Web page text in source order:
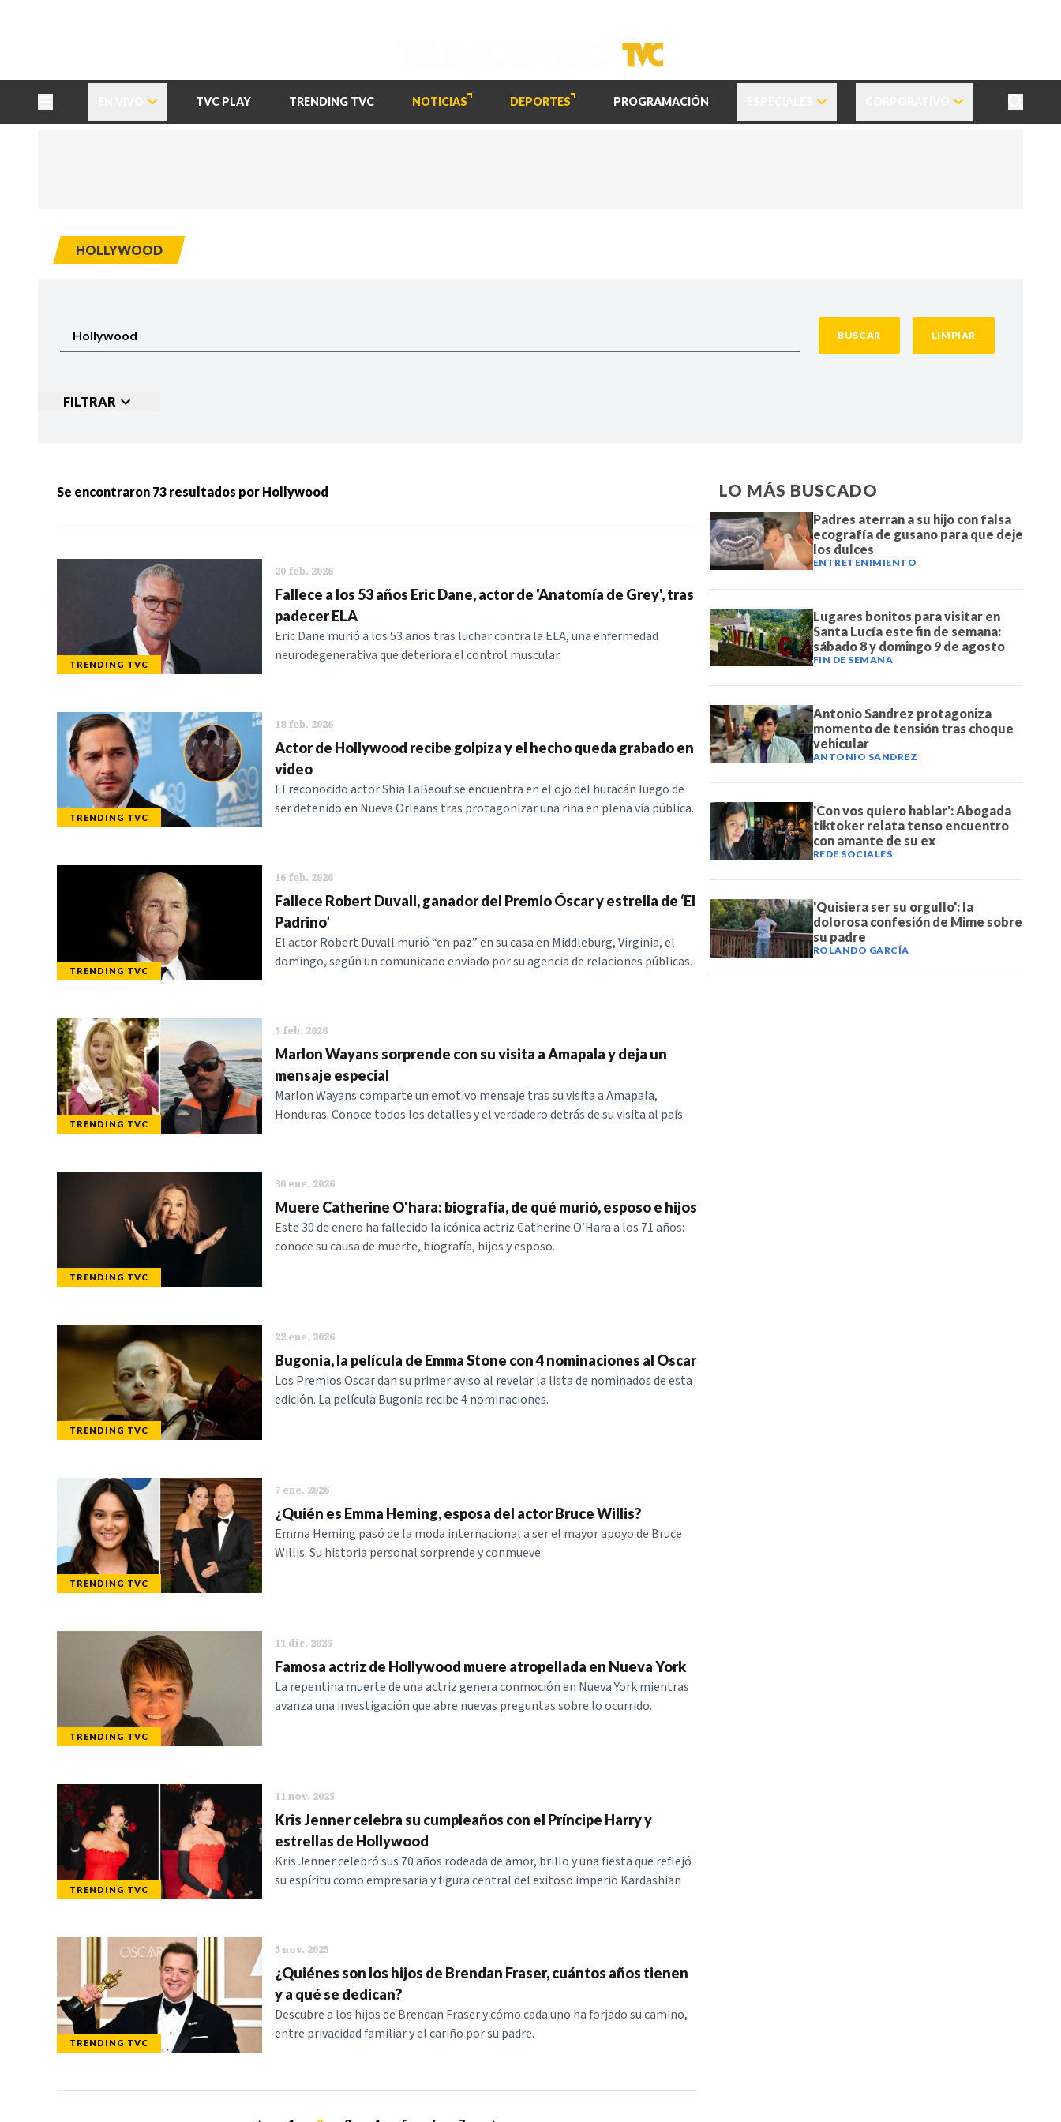
TVC PLAY TRENDING TVC NOTICIAS DEPORTES PROGRAMACIÓN
HOLLYWOOD
BUSCAR LIMPIAR
FILTRAR
Categorias: NOTICIAS SERIES
Se encontraron 73 resultados por Hollywood
TRENDING TVC
20 feb. 2026
Fallece a los 53 años Eric Dane, actor de 'Anatomía de Grey', tras
padecer ELA
Eric Dane murió a los 53 años tras luchar contra la ELA, una enfermedad
neurodegenerativa que deteriora el control muscular.
TRENDING TVC
18 feb. 2026
Actor de Hollywood recibe golpiza y el hecho queda grabado en
video
El reconocido actor Shia LaBeouf se encuentra en el ojo del huracán luego de
ser detenido en Nueva Orleans tras protagonizar una riña en plena vía pública.
TRENDING TVC
16 feb. 2026
Fallece Robert Duvall, ganador del Premio Óscar y estrella de ‘El
Padrino’
El actor Robert Duvall murió “en paz” en su casa en Middleburg, Virginia, el
domingo, según un comunicado enviado por su agencia de relaciones públicas.
TRENDING TVC
5 feb. 2026
Marlon Wayans sorprende con su visita a Amapala y deja un
mensaje especial
Marlon Wayans comparte un emotivo mensaje tras su visita a Amapala,
Honduras. Conoce todos los detalles y el verdadero detrás de su visita al país.
TRENDING TVC
30 ene. 2026
Muere Catherine O'hara: biografía, de qué murió, esposo e hijos
Este 30 de enero ha fallecido la icónica actriz Catherine O’Hara a los 71 años:
conoce su causa de muerte, biografía, hijos y esposo.
TRENDING TVC
22 ene. 2026
Bugonia, la película de Emma Stone con 4 nominaciones al Oscar
Los Premios Oscar dan su primer aviso al revelar la lista de nominados de esta
edición. La película Bugonia recibe 4 nominaciones.
TRENDING TVC
7 ene. 2026
¿Quién es Emma Heming, esposa del actor Bruce Willis?
Emma Heming pasó de la moda internacional a ser el mayor apoyo de Bruce
Willis. Su historia personal sorprende y conmueve.
TRENDING TVC
11 dic. 2025
Famosa actriz de Hollywood muere atropellada en Nueva York
La repentina muerte de una actriz genera conmoción en Nueva York mientras
avanza una investigación que abre nuevas preguntas sobre lo ocurrido.
TRENDING TVC
11 nov. 2025
Kris Jenner celebra su cumpleaños con el Príncipe Harry y
estrellas de Hollywood
Kris Jenner celebró sus 70 años rodeada de amor, brillo y una fiesta que reflejó
su espíritu como empresaria y figura central del exitoso imperio Kardashian
TRENDING TVC
5 nov. 2025
¿Quiénes son los hijos de Brendan Fraser, cuántos años tienen
y a qué se dedican?
Descubre a los hijos de Brendan Fraser y cómo cada uno ha forjado su camino,
entre privacidad familiar y el cariño por su padre.
LO MÁS BUSCADO
Padres aterran a su hijo con falsa
ecografía de gusano para que deje
los dulces
ENTRETENIMIENTO
Lugares bonitos para visitar en
Santa Lucía este fin de semana:
sábado 8 y domingo 9 de agosto
FIN DE SEMANA
Antonio Sandrez protagoniza
momento de tensión tras choque
vehicular
ANTONIO SANDREZ
'Con vos quiero hablar': Abogada
tiktoker relata tenso encuentro
con amante de su ex
REDE SOCIALES
'Quisiera ser su orgullo': la
dolorosa confesión de Mime sobre
su padre
ROLANDO GARCÍA